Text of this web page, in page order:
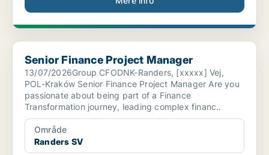
Senior Finance Project Manager
Senior Finance Project Manager
13/07/2026Group CFODNK-Randers, [xxxxx] Vej,
POL-Kraków Senior Finance Project Manager Are you
passionate about being part of a Finance
Transformation journey, leading complex financ..
Område
Randers SV